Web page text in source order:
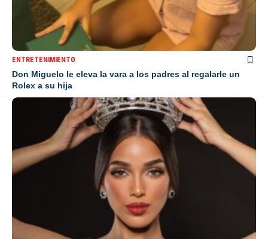
ENTRETENIMIENTO
Don Miguelo le eleva la vara a los padres al regalarle un
Rolex a su hija